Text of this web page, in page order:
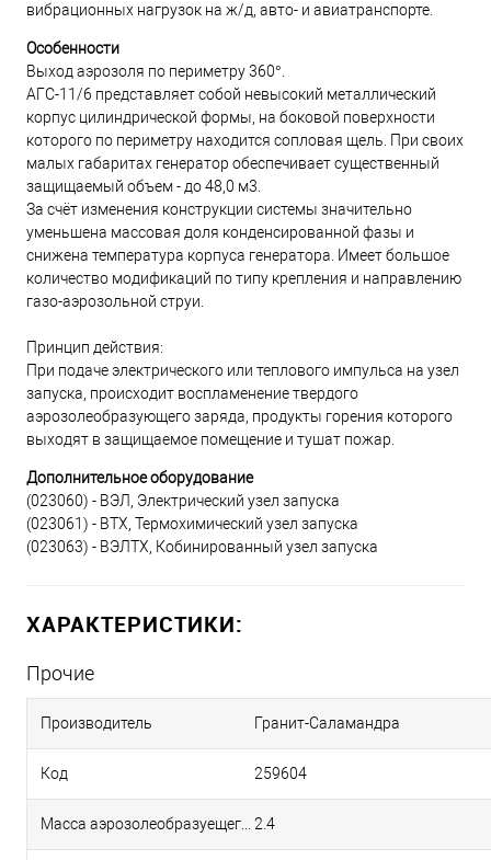
вибрационных нагрузок на ж/д, авто- и авиатранспорте.
Особенности
Выход аэрозоля по периметру 360°.
АГС-11/6 представляет собой невысокий металлический
корпус цилиндрической формы, на боковой поверхности
которого по периметру находится сопловая щель. При своих
малых габаритах генератор обеспечивает существенный
защищаемый объем - до 48,0 м3.
За счёт изменения конструкции системы значительно
уменьшена массовая доля конденсированной фазы и
снижена температура корпуса генератора. Имеет большое
количество модификаций по типу крепления и направлению
газо-аэрозольной струи.
Принцип действия:
При подаче электрического или теплового импульса на узел
запуска, происходит воспламенение твердого
аэрозолеобразующего заряда, продукты горения которого
выходят в защищаемое помещение и тушат пожар.
Дополнительное оборудование
(023060) - ВЭЛ, Электрический узел запуска
(023061) - ВТХ, Термохимический узел запуска
(023063) - ВЭЛТХ, Кобинированный узел запуска
ХАРАКТЕРИСТИКИ:
Прочие
Производитель Гранит-Саламандра
Код 259604
2.4